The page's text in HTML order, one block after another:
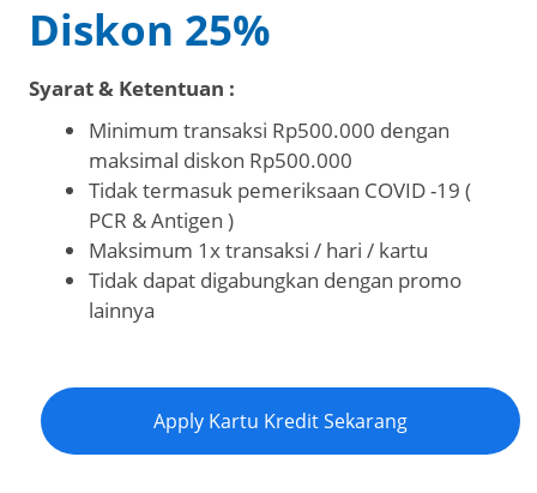
Diskon 25%
Syarat & Ketentuan :
Minimum transaksi Rp500.000 dengan
maksimal diskon Rp500.000
Tidak termasuk pemeriksaan COVID -19 (
PCR & Antigen )
Maksimum 1x transaksi / hari / kartu
Tidak dapat digabungkan dengan promo
lainnya
Apply Kartu Kredit Sekarang